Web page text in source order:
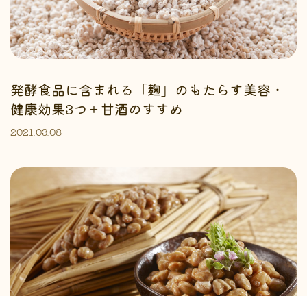
発酵食品に含まれる「麹」のもたらす美容・
健康効果3つ＋甘酒のすすめ
2021.03.08